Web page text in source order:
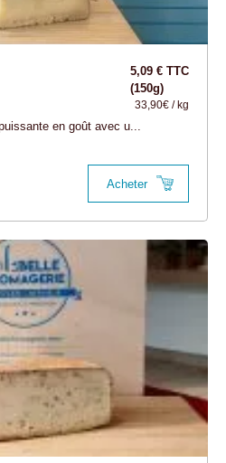
5,09 € TTC
(150g)
33,90€ / kg
en goût avec u...
Acheter